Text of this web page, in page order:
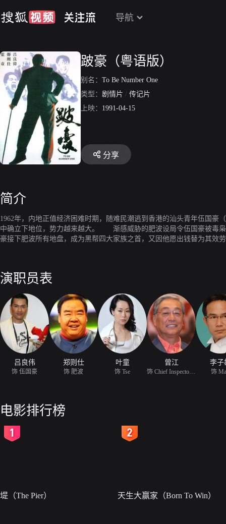
导航
跛豪（粤语版）
别名： To Be Number One
类型： 剧情片 / 传记片
上映： 1991-04-15
分享
简介
1962年，内地正值经济困难时期，随难民潮逃到香港的汕头青年伍国
中确立下地位，势力越来越大。 渐感威胁的肥波设局令伍国豪被毒枭
豪接下肥波所有地盘，成为黑帮四大家族之首，又因他愿出钱替为其效
演职员表
吕良伟
饰 伍国豪
郑则仕
饰 肥波
叶童
饰 Tse
曾江 李子
饰
电影排行榜
堤（The Pier） 天生大赢家（Born To Win）